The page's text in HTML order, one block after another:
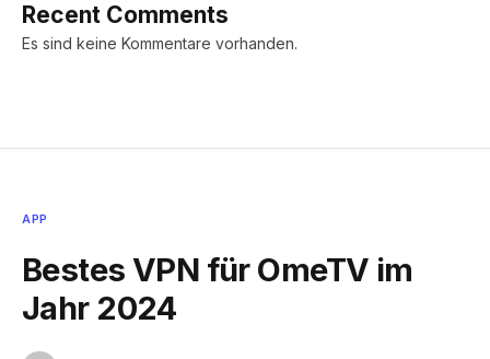
Recent Comments
Es sind keine Kommentare vorhanden.
APP
Bestes VPN für OmeTV im
Jahr 2024